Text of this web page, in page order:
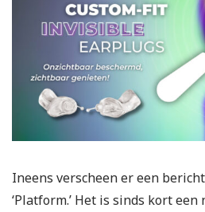
Ineens verscheen er een
‘Platform.’ Het is sinds kort